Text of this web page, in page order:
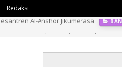
Redaksi
Kemendagri Gelar Sosialisasi